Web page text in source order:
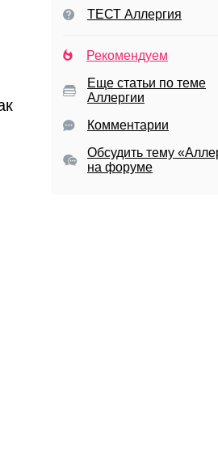
анализов
Расшифровка
анализов онлайн
ТЕСТ Аллергия
Рекомендуем
Еще статьи по теме
Аллергии
Комментарии
Обсудить тему
на форуме